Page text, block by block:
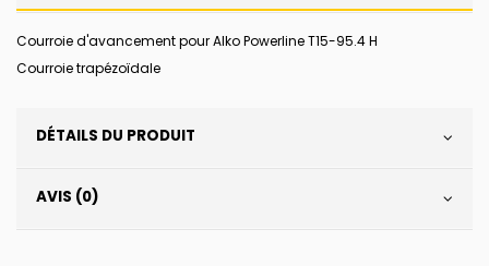
Courroie d'avancement pour Alko Powerline T15-95.4 H
Courroie trapézoïdale
DÉTAILS DU PRODUIT
AVIS (0)